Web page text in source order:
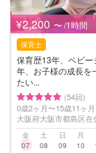
¥2,200 〜 /1時間
保育士
保育歴13年、ベビー
年、お子様の成長を
たい...
(54回)
0歳2ヶ月〜15歳11ヶ月
大阪府大阪市都島区在
金
07
土
08
日
09
月
10